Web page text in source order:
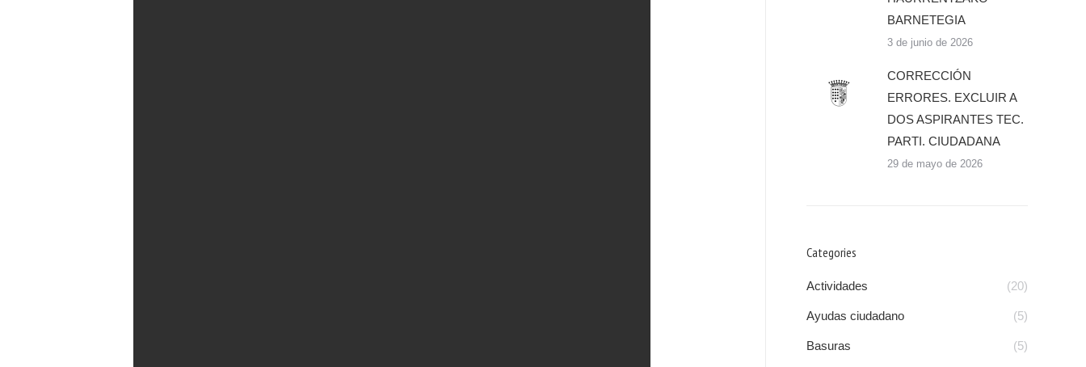
BARNETEGIA
3 de junio de 2026
CORRECCIÓN
ERRORES. EXCLUIR A
DOS ASPIRANTES TEC.
PARTI. CIUDADANA
29 de mayo de 2026
Categories
Actividades (20)
Ayudas ciudadano (5)
Basuras (5)